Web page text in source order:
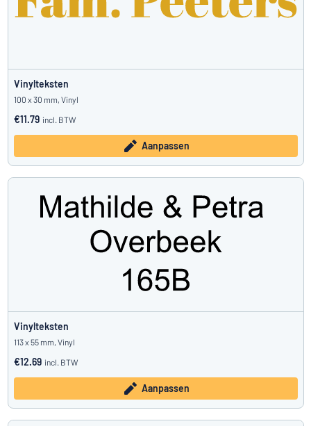
Vinylteksten
100 x 30 mm, Vinyl
€11.79 incl. BTW
Aanpassen
Vinylteksten
113 x 55 mm, Vinyl
€12.69 incl. BTW
Aanpassen